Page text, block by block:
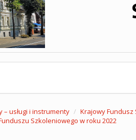
usługi i instrumenty
Krajowy Fundusz
Szkoleniowego w roku 2022